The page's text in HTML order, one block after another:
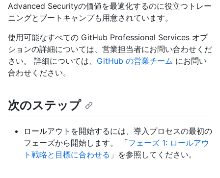
Advanced Securityの価値を最適化するのに役立つトレー
ニングとブートキャンプも用意されています。
使用可能なすべての GitHub Professional Services オプ
ションの詳細については、営業担当者にお問い合わせくだ
さい。 詳細については、 GitHub の営業チーム にお問い
合わせください。
次のステップ
ロールアウトを開始するには、導入プロセスの最初の
フェーズから開始します。 「フェーズ 1: ロールアウ
ト戦略と目標に合わせる 」を参照してください。